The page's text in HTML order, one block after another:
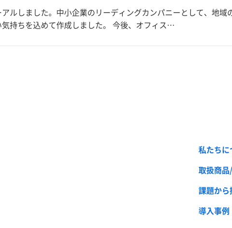
ルしました。中小企業のリーディングカンパニーとして、地
持ちを込めて作成しました。 今後、オフィス…
私たち
取扱商
課題から
導入事例